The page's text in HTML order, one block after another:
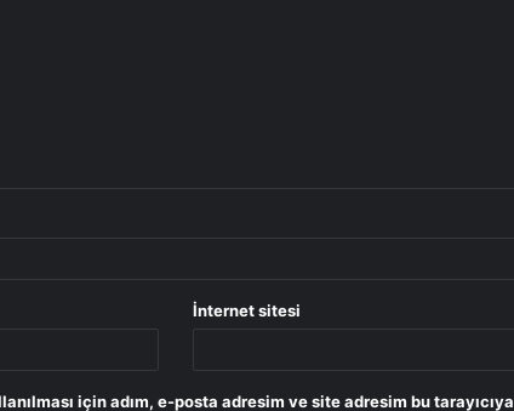
İnternet sitesi
için adım, e-posta adresim ve site adresim bu tarayıcıya